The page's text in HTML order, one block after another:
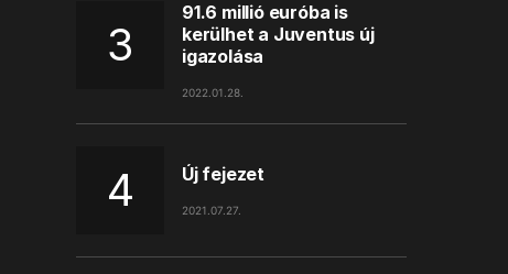
91.6 millió euróba is
kerülhet a Juventus új
igazolása
2022.01.28.
Új fejezet
2021.07.27.